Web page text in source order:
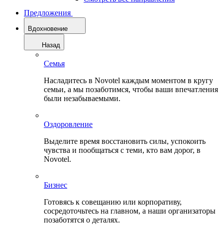
Предложения
Вдохновение
Назад
Семья
Насладитесь в Novotel каждым моментом в кругу
семьи, а мы позаботимся, чтобы ваши впечатления
были незабываемыми.
Оздоровление
Выделите время восстановить силы, успокоить
чувства и пообщаться с теми, кто вам дорог, в
Novotel.
Бизнес
Готовясь к совещанию или корпоративу,
сосредоточьтесь на главном, а наши организаторы
позаботятся о деталях.